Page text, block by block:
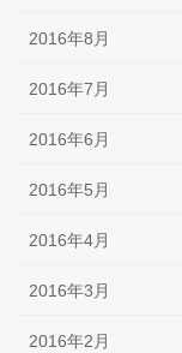
2016年8月
2016年7月
2016年6月
2016年5月
2016年4月
2016年3月
2016年2月